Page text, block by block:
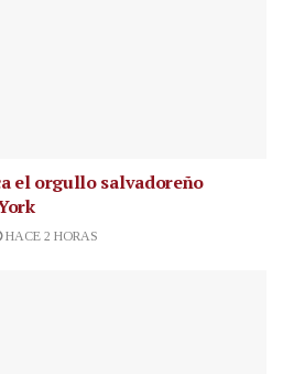
el orgullo salvadoreño
HACE 2 HORAS